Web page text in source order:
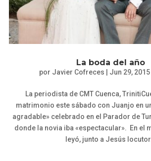
La boda del año
por Javier Cofreces | Jun 29, 2015
La periodista de CMT Cuenca,
matrimonio este sábado con Juanjo en
agradable» celebrado en el Parador de
donde la novia iba «espectacular». En el
leyó, junto a Jesús